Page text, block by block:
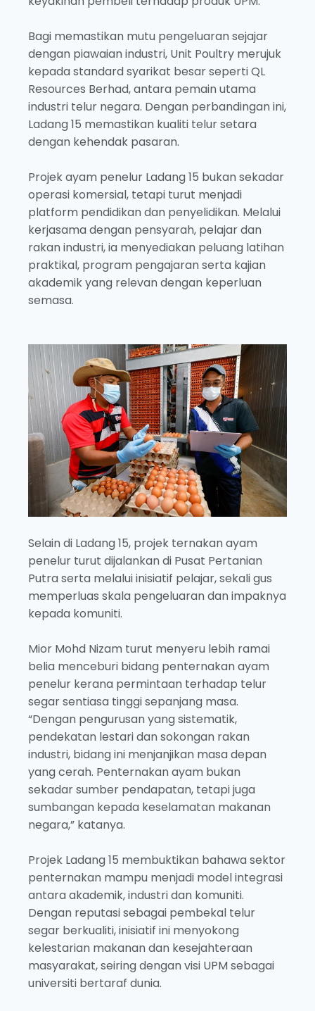
Bagi memastikan mutu pengeluaran sejajar
dengan piawaian industri, Unit Poultry merujuk
kepada standard syarikat besar seperti QL
Resources Berhad, antara pemain utama
industri telur negara. Dengan perbandingan ini,
Ladang 15 memastikan kualiti telur setara
dengan kehendak pasaran.
Projek ayam penelur Ladang 15 bukan sekadar
operasi komersial, tetapi turut menjadi
platform pendidikan dan penyelidikan. Melalui
kerjasama dengan pensyarah, pelajar dan
rakan industri, ia menyediakan peluang latihan
praktikal, program pengajaran serta kajian
akademik yang relevan dengan keperluan
semasa.
Selain di Ladang 15, projek ternakan ayam
penelur turut dijalankan di Pusat Pertanian
Putra serta melalui inisiatif pelajar, sekali gus
memperluas skala pengeluaran dan impaknya
kepada komuniti.
Mior Mohd Nizam turut menyeru lebih ramai
belia menceburi bidang penternakan ayam
penelur kerana permintaan terhadap telur
segar sentiasa tinggi sepanjang masa.
“Dengan pengurusan yang sistematik,
pendekatan lestari dan sokongan rakan
industri, bidang ini menjanjikan masa depan
yang cerah. Penternakan ayam bukan
sekadar sumber pendapatan, tetapi juga
sumbangan kepada keselamatan makanan
negara,” katanya.
Projek Ladang 15 membuktikan bahawa sektor
penternakan mampu menjadi model integrasi
antara akademik, industri dan komuniti.
Dengan reputasi sebagai pembekal telur
segar berkualiti, inisiatif ini menyokong
kelestarian makanan dan kesejahteraan
masyarakat, seiring dengan visi UPM sebagai
universiti bertaraf dunia.